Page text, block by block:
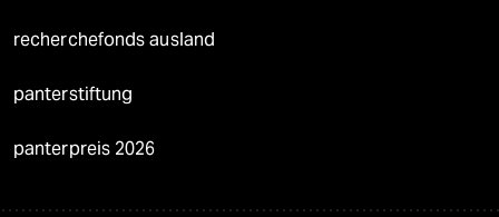
recherchefonds ausland
panterstiftung
panterpreis 2026